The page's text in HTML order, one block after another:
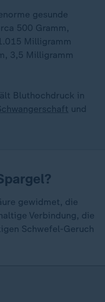
gesunde
500 Gramm,
Milligramm
3,5 Milligramm
Bluthochdruck in
und
gewidmet, die
Verbindung, die
Schwefel-Geruch